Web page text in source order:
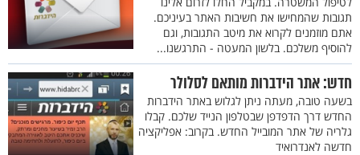
תגובות שהמחישו את חשיבות האתר בעיניכם.
אתם מוזמנים לקרוא את מיטב התגובות, וגם
להוסיף משלכם. בלשון המעטה - התרגשנו...
חדש: אתר הידברות מותאם לסלולר
בשעה טובה, מעתה ניתן לגלוש באתר הידברות
החדש דרך הדפדפן שבטלפון הנייד שלכם. קבלו
גלריה של אתר המובייל החדש. בקרוב: אפליקציה
חדשה לאנדרואיד